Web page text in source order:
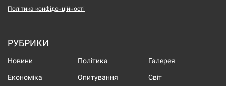
Політика конфіденційності
РУБРИКИ
Новини Політика Галерея
Економіка Опитування Світ